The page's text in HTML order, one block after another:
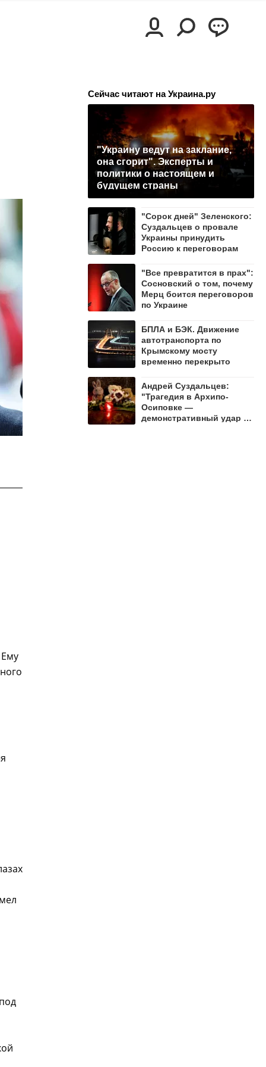
Сейчас читают на Украина.ру
"Украину ведут на заклание,
она сгорит". Эксперты и
политики о настоящем и
будущем страны
"Сорок дней" Зеленского:
Суздальцев о провале
Украины принудить
Россию к переговорам
"Все превратится в прах":
Сосновский о том, почему
Мерц боится переговоров
по Украине
БПЛА и БЭК. Движение
автотранспорта по
Крымскому мосту
временно перекрыто
Андрей Суздальцев:
"Трагедия в Архипо-
Осиповке —
демонстративный удар по